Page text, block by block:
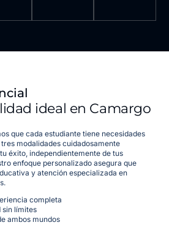
ideal en Camargo
que cada estudiante tiene necesidades
modalidades cuidadosamente
éxito, independientemente de tus
enfoque personalizado asegura que
y atención especializada en
completa
sin límites
ambos mundos